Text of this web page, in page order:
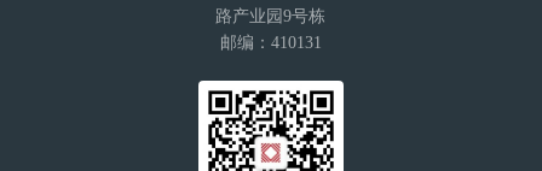
路产业园9号栋
邮编：410131